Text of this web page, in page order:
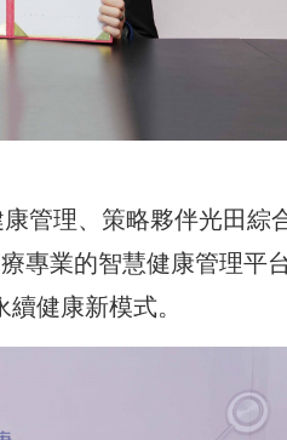
管理、策略夥伴光田綜
專業的智慧健康管理平
健康新模式。